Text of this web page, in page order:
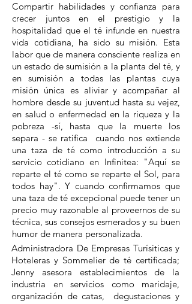
Compartir habilidades y confianza para
crecer juntos en el prestigio y la
hospitalidad que el té infunde en nuestra
vida cotidiana, ha sido su misión. Esta
labor que de manera consciente realiza en
un estado de sumisión a la planta del té, y
en sumisión a todas las plantas cuya
misión única es aliviar y acompañar al
hombre desde su juventud hasta su vejez,
en salud o enfermedad en la riqueza y la
pobreza -sí, hasta que la muerte los
separa - se ratifica cuando nos extiende
una taza de té como introducción a su
servicio cotidiano en Infinitea: "Aquí se
reparte el té como se reparte el Sol, para
todos hay". Y cuando confirmamos que
una taza de té excepcional puede tener un
precio muy razonable al proveernos de su
técnica, sus consejos esmerados y su buen
humor de manera personalizada.
Administradora De Empresas Turísiticas y
Hoteleras y Sommelier de té certificada;
Jenny asesora establecimientos de la
industria en servicios como maridaje,
organización de catas, degustaciones y